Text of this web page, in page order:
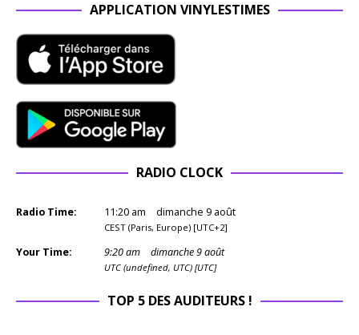
APPLICATION VINYLESTIMES
RADIO CLOCK
Radio Time: 11:20 am dimanche 9 août
CEST (Paris, Europe) [UTC+2]
Your Time: 9:20am dimanche 9 août
UTC (undefined, UTC) [UTC]
TOP 5 DES AUDITEURS !